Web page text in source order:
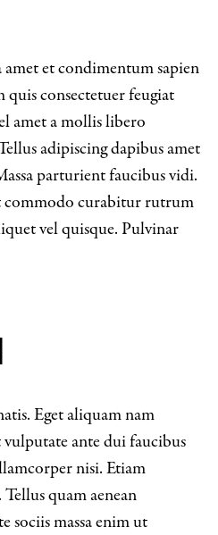
et condimentum sapien
quis consectetuer feugiat
amet a mollis libero
adipiscing dapibus amet
parturient faucibus vidi.
commodo curabitur rutrum
vel quisque. Pulvinar
Eget aliquam nam
ante dui faucibus
nisi. Etiam
quam aenean
sociis massa enim ut